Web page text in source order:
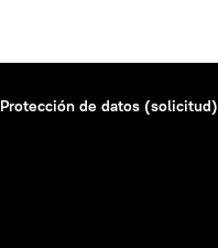
Protección de datos (solicitud)